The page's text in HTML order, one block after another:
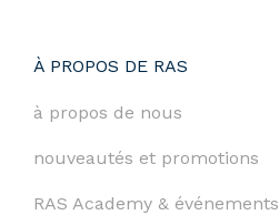
À PROPOS DE RAS
à propos de nous
nouveautés et promotions
RAS Academy & événements